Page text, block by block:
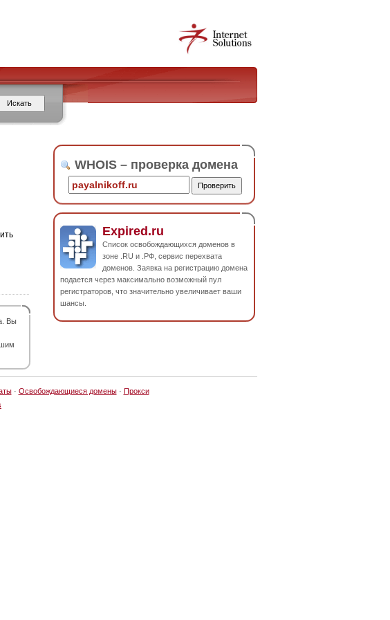
Вы
WHOIS – проверка домена
Expired.ru
Список освобождающихся доменов в
зоне .RU и .РФ, сервис перехвата
доменов. Заявка на регистрацию домена
подается через максимально возможный пул
регистраторов, что значительно увеличивает ваши
шансы.
· Освобождающиеся домены· Прокси